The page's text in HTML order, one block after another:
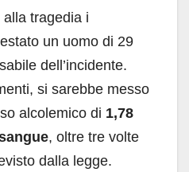
tragedia i
un uomo di 29
dell’incidente.
si sarebbe messo
alcolemico di 1,78
, oltre tre volte
dalla legge.